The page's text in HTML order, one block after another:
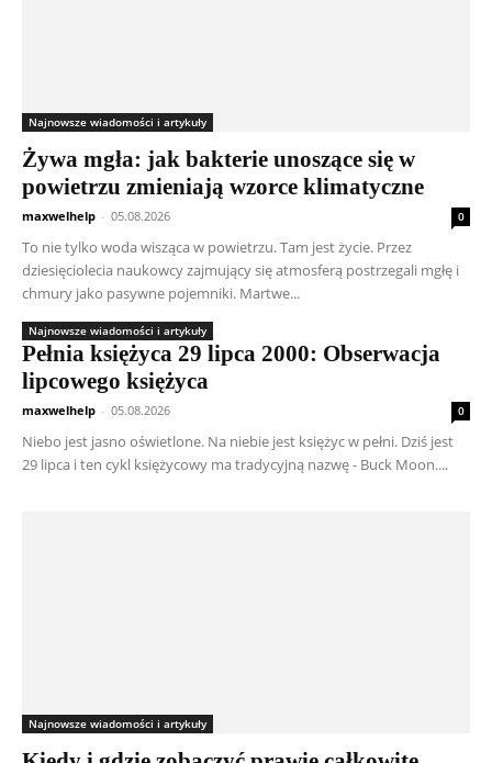
Najnowsze wiadomości i artykuły
Żywa mgła: jak bakterie unoszące się w
powietrzu zmieniają wzorce klimatyczne
maxwelhelp - 05.08.2026 0
To nie tylko woda wisząca w powietrzu. Tam jest życie. Przez
dziesięciolecia naukowcy zajmujący się atmosferą postrzegali mgłę i
chmury jako pasywne pojemniki. Martwe...
Najnowsze wiadomości i artykuły
Pełnia księżyca 29 lipca 2000: Obserwacja
lipcowego księżyca
maxwelhelp - 05.08.2026 0
Niebo jest jasno oświetlone. Na niebie jest księżyc w pełni. Dziś jest
29 lipca i ten cykl księżycowy ma tradycyjną nazwę - Buck Moon....
Najnowsze wiadomości i artykuły